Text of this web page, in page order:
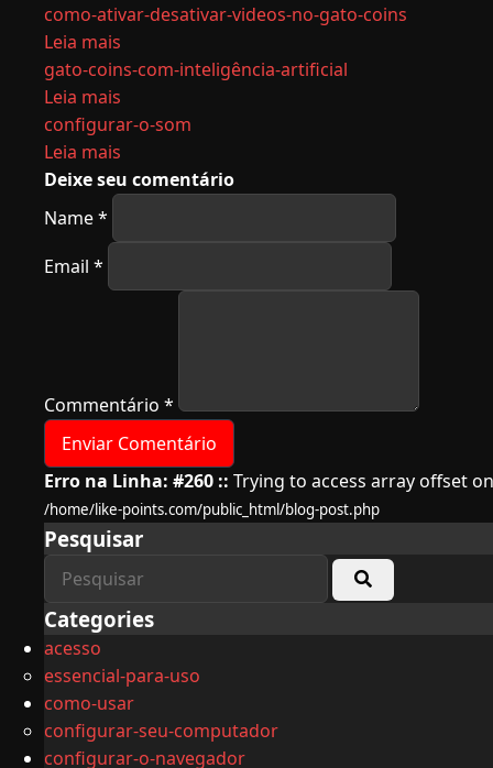
como-ativar-desativar-videos-no-gato-coins
Leia mais
gato-coins-com-inteligência-artificial
Leia mais
configurar-o-som
Leia mais
Deixe seu comentário
Name*
Email *
Commentário *
Erro na Linha: #260 :: Trying to access array offset
/home/like-points.com/public_html/blog-post.php
Pesquisar
Categories
acesso
essencial-para-uso
como-usar
configurar-seu-computador
configurar-o-navegador